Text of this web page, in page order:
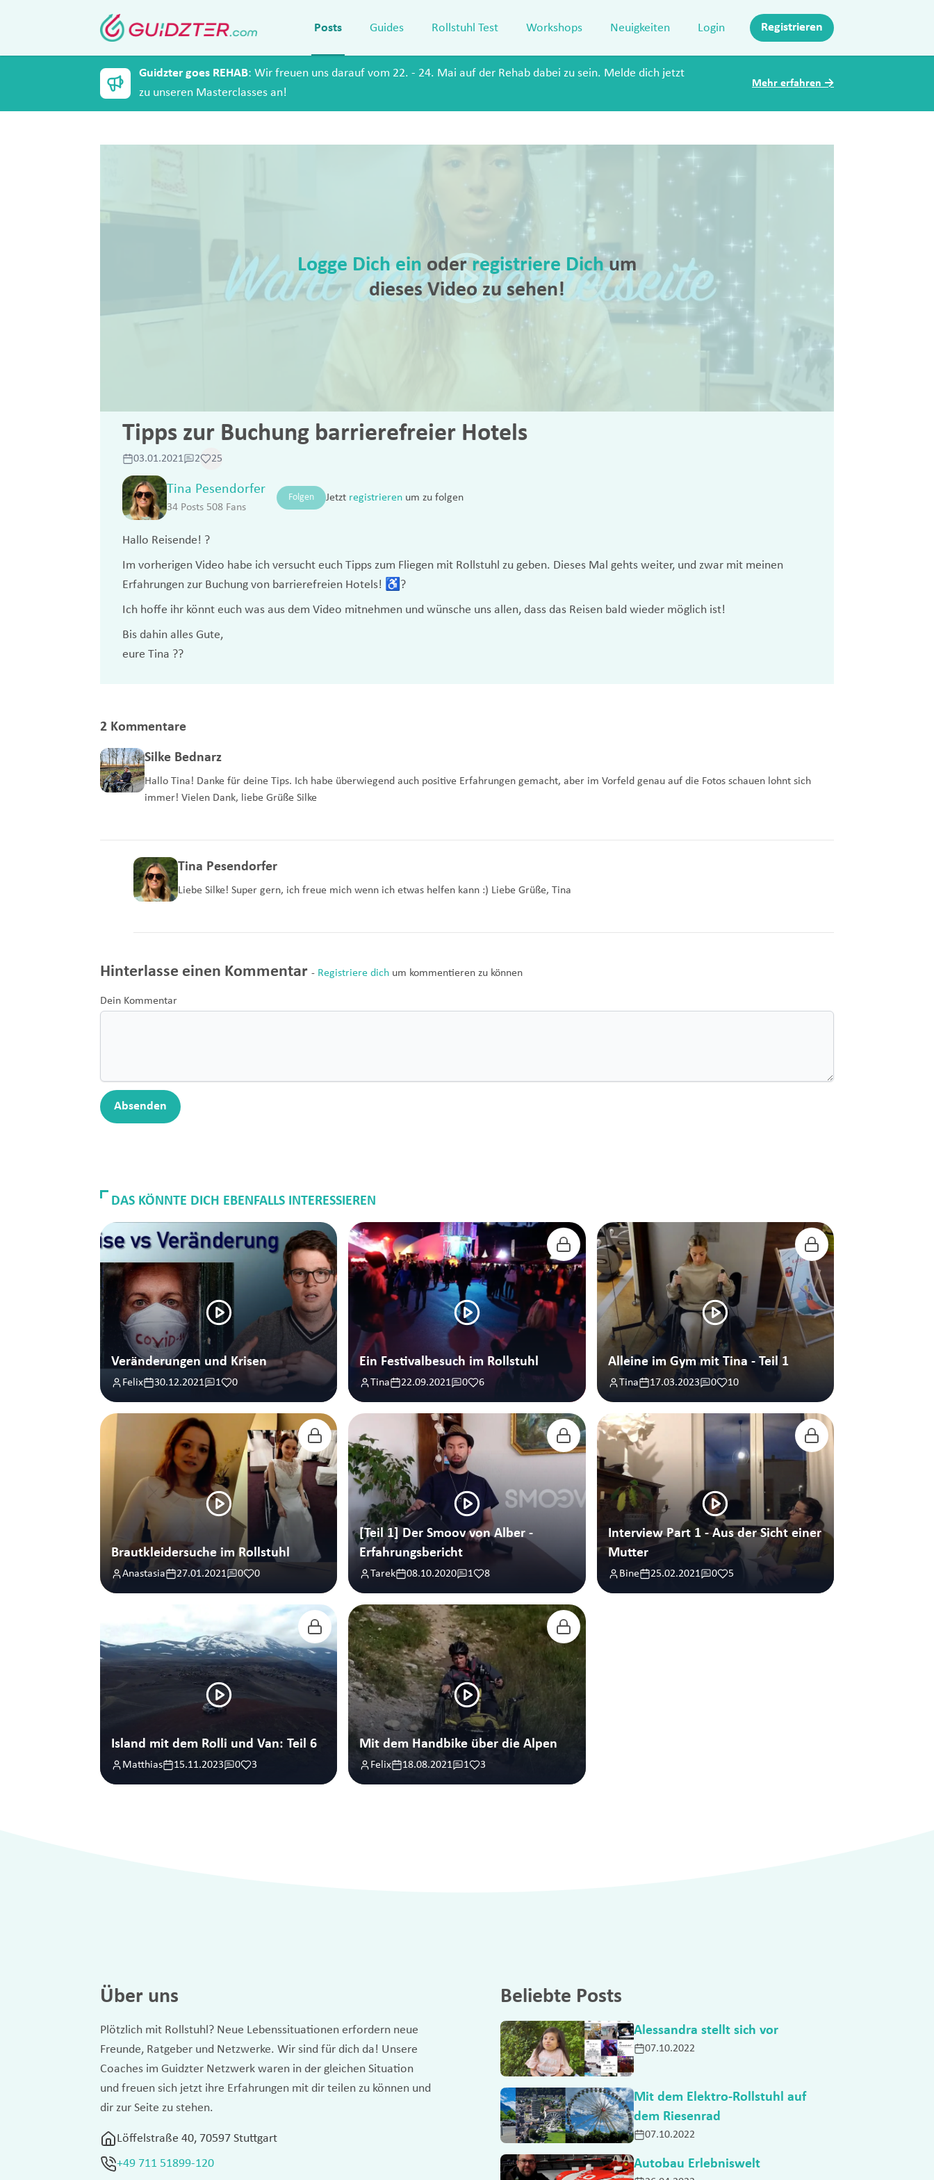
Posts Guides Rollstuhl Test Workshops Neuigkeiten Login Registrieren
Guidzter goes REHAB: Wir freuen uns darauf vom 22. - 24. Mai auf der Rehab dabei zu sein. Melde dich jetzt
zu unseren Masterclasses an!
Mehr erfahren →
Logge Dich ein oderregistriere Dichum
dieses Video zu sehen!
Tipps zur Buchung barrierefreier Hotels
03.01.2021 2 25
Tina Pesendorfer
34 Posts 508 Fans
Folgen Jetzt registrieren um zu folgen
Hallo Reisende! ?
Im vorherigen Video habe ich versucht euch Tipps zum Fliegen mit Rollstuhl zu geben. Dieses Mal gehts weiter, und zwar mit meinen
Erfahrungen zur Buchung von barrierefreien Hotels! ♿️?
Ich hoffe ihr könnt euch was aus dem Video mitnehmen und wünsche uns allen, dass das Reisen bald wieder möglich ist!
Bis dahin alles Gute,
eure Tina ??
2 Kommentare
Silke Bednarz
Hallo Tina! Danke für deine Tips. Ich habe überwiegend auch positive Erfahrungen gemacht, aber im Vorfeld genau auf die Fotos schauen lohnt sich
immer! Vielen Dank, liebe Grüße Silke
Tina Pesendorfer
Liebe Silke! Super gern, ich freue mich wenn ich etwas helfen kann :) Liebe Grüße, Tina
Hinterlasse einen Kommentar - Registriere dich um kommentieren zu können
Dein Kommentar
Absenden
DAS KÖNNTE DICH EBENFALLS INTERESSIEREN
Veränderungen und Krisen
Felix 30.12.2021 1 0
Ein Festivalbesuch im Rollstuhl
Tina 22.09.2021 0 6
Alleine im Gym mit Tina - Teil 1
Tina 17.03.2023 0 10
Brautkleidersuche im Rollstuhl
Anastasia 27.01.2021 0 0
[Teil 1] Der Smoov von Alber -
Erfahrungsbericht
Tarek 08.10.2020 1 8
Interview Part 1 - Aus der Sicht einer
Mutter
Bine 25.02.2021 0 5
Island mit dem Rolli und Van: Teil 6
Matthias 15.11.2023 0 3
Mit dem Handbike über die Alpen
Felix 18.08.2021 1 3
Über uns
Plötzlich mit Rollstuhl? Neue Lebenssituationen erfordern neue
Freunde, Ratgeber und Netzwerke. Wir sind für dich da! Unsere
Coaches im Guidzter Netzwerk waren in der gleichen Situation
und freuen sich jetzt ihre Erfahrungen mit dir teilen zu können und
dir zur Seite zu stehen.
Löffelstraße 40, 70597 Stuttgart
+49 711 51899-120
Beliebte Posts
Alessandra stellt sich vor
07.10.2022
Mit dem Elektro-Rollstuhl auf
dem Riesenrad
07.10.2022
Autobau Erlebniswelt